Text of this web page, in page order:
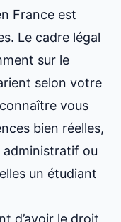
France est
Le cadre légal
sur le
selon votre
vous
bien réelles,
administratif ou
un étudiant
d’avoir le droit